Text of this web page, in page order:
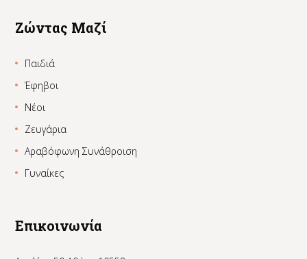
Ζώντας Μαζί
Παιδιά
Έφηβοι
Νέοι
Ζευγάρια
Αραβόφωνη Συνάθροιση
Γυναίκες
Επικοινωνία